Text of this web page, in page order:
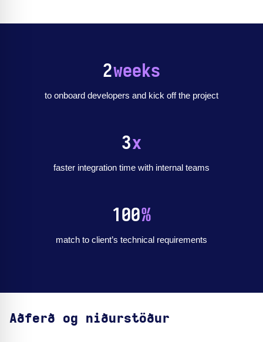
2weeks
to onboard developers and kick off the project
3x
faster integration time with internal teams
100%
match to client’s technical requirements
Aðferð og niðurstöður